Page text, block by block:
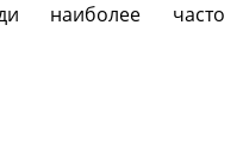
наиболее часто